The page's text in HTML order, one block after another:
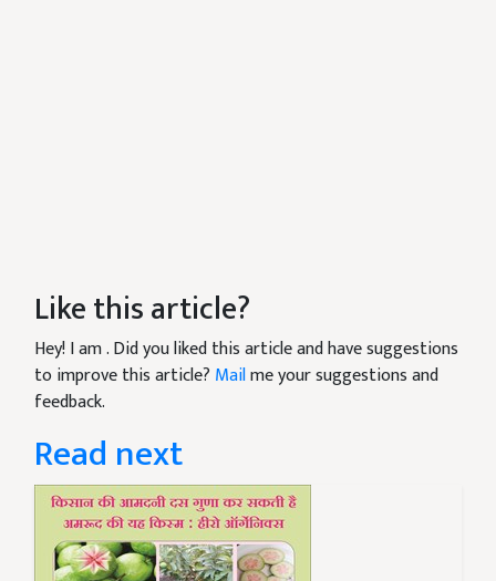
Like this article?
Hey! I am. Did you liked this article and have suggestions
to improve this article? Mailme your suggestions and
feedback.
Read next